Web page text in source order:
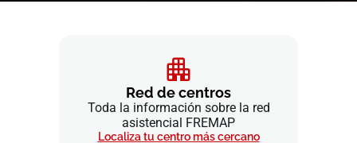
Red de centros
Toda la información sobre la red
asistencial FREMAP
Localiza tu centro más cercano